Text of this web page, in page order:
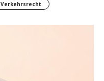
Verkehrsrecht